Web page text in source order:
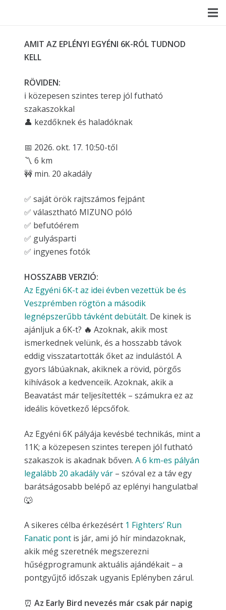
AMIT AZ EPLÉNYI EGYÉNI 6K-RÓL TUDNOD
KELL
RÖVIDEN:
ℹ️ közepesen szintes terep jól futható
szakaszokkal
👤 kezdőknek és haladóknak
📅 2026. okt. 17. 10:50-től
〽️ 6 km
🚧 min. 20 akadály
✅ saját örök rajtszámos fejpánt
✅ választható MIZUNO póló
✅ befutóérem
✅ gulyásparti
✅ ingyenes fotók
HOSSZABB VERZIÓ:
Az Egyéni 6K-t az idei évben vezettük be és
Veszprémben rögtön a második
legnépszerűbb távként debütált. De kinek is
ajánljuk a 6K-t? 🔥 Azoknak, akik most
ismerkednek velünk, és a hosszabb távok
eddig visszatartották őket az indulástól. A
gyors lábúaknak, akiknek a rövid, pörgős
kihívások a kedvenceik. Azoknak, akik a
Beavatást már teljesítették – számukra ez az
ideális következő lépcsőfok.
Az Egyéni 6K pályája kevésbé technikás, mint a
11K; a közepesen szintes terepen jól futható
szakaszok is akadnak bőven. A 6 km-es pályán
legalább 20 akadály vár – szóval ez a táv egy
barátságosabb belépő az eplényi hangulatba!
🐺
A sikeres célba érkezésért 1 Fighters’ Run
Fanatic pont is jár, ami jó hír mindazoknak,
akik még szeretnék megszerezni
hűségprogramunk aktuális ajándékait – a
pontgyűjtő időszak ugyanis Eplényben zárul.
⏰ Az Early Bird nevezés már csak pár napig